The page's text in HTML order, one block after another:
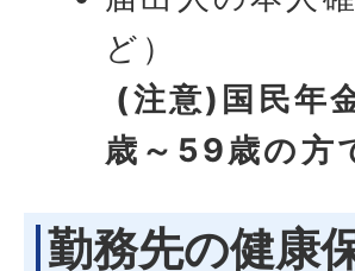
ど）
(注意)国民年
歳～59歳の方
勤務先の健康